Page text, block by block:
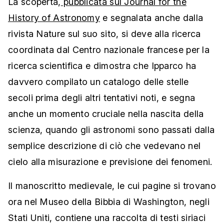
History of Astronomy e segnalata anche dalla
rivista Nature sul suo sito, si deve alla ricerca
coordinata dal Centro nazionale francese per la
ricerca scientifica e dimostra che Ipparco ha
davvero compilato un catalogo delle stelle
secoli prima degli altri tentativi noti, e segna
anche un momento cruciale nella nascita della
scienza, quando gli astronomi sono passati dalla
semplice descrizione di ciò che vedevano nel
cielo alla misurazione e previsione dei fenomeni.
Il manoscritto medievale, le cui pagine si trovano
ora nel Museo della Bibbia di Washington, negli
Stati Uniti, contiene una raccolta di testi siriaci